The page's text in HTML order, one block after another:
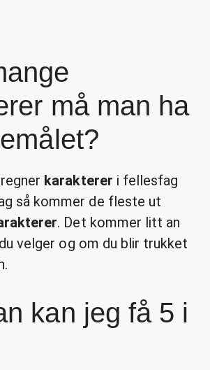
må man ha
karakterer i fellesfag
så kommer de fleste ut
. Det kommer litt an
velger og om du blir trukket
kan jeg få 5 i